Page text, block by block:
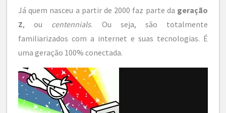
Já quem nasceu a partir de 2000 faz parte da geração
Z, ou centennials. Ou seja, são totalmente
familiarizados com a internet e suas tecnologias. É
uma geração 100% conectada.